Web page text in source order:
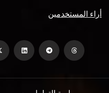
أراء المستخدمين